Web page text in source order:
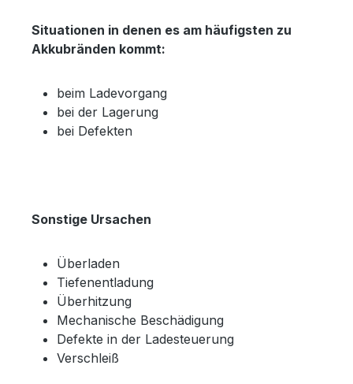
Situationen in denen es am häufigsten zu
Akkubränden kommt:
beim Ladevorgang
bei der Lagerung
bei Defekten
Sonstige Ursachen
Überladen
Tiefenentladung
Überhitzung
Mechanische Beschädigung
Defekte in der Ladesteuerung
Verschleiß